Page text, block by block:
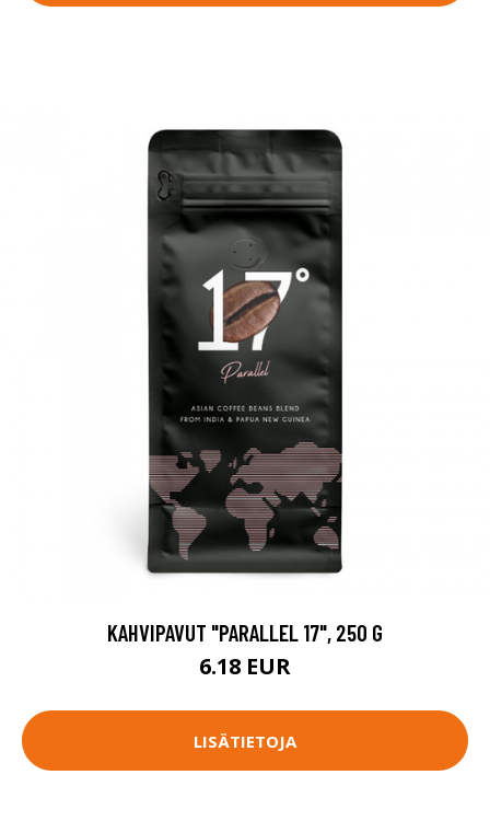
KAHVIPAVUT "PARALLEL 17", 250 G
6.18 EUR
LISÄTIETOJA